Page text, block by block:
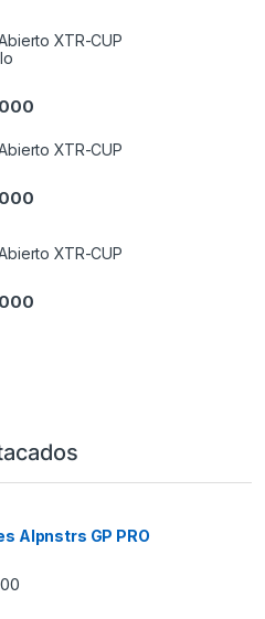
XTR-CUP
XTR-CUP
XTR-CUP
Alpnstrs GP PRO